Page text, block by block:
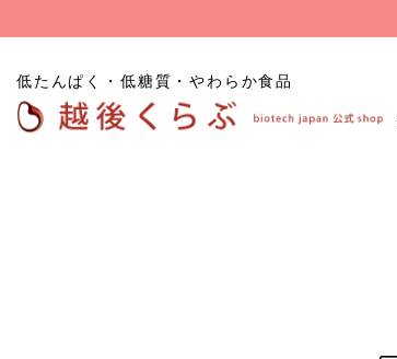
低たんぱく・低糖質・やわらか食品